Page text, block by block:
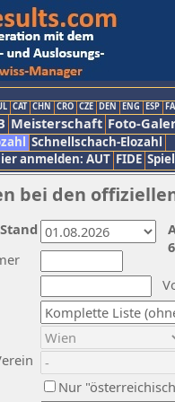
CAT CHN CRO CZE DEN ENG ESP
Meisterschaft Foto-
Schnellschach-Elozahl
anmelden: AUT FIDE
bei den
Nur